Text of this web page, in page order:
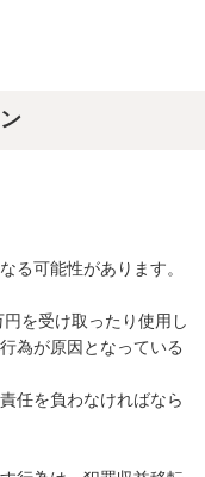
る可能性があります。
を受け取ったり使用し
為が原因となっている
任を負わなければなら